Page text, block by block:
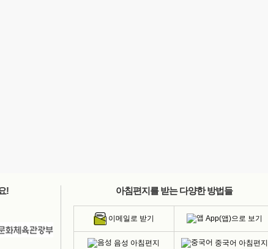
! 아침편지를 받는 다양한 방법들
이메일로 받기 App(앱)으로 보기
음성 아침편지 중국어 아침편지